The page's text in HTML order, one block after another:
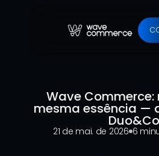
Wave Commerce:
mesma essência —
21 de mai. de 2026 6